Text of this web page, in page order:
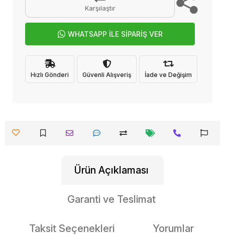
Karşılaştır
WHATSAPP İLE SİPARİŞ VER
Hızlı Gönderi Güvenli Alışveriş İade ve Değişim
Ürün Açıklaması
Garanti ve Teslimat
Taksit Seçenekleri Yorumlar